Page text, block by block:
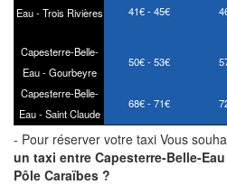
Eau - Trois Rivières
41€ - 45€
Capesterre-Belle-
Eau - Gourbeyre
50€ - 53€
Capesterre-Belle-
Eau - Saint Claude
68€ - 71€
- Pour réserver votre taxi Vous
un taxi entre Capesterre-Belle-
Pôle Caraïbes ?